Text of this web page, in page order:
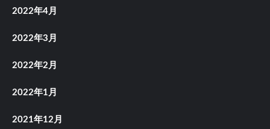
2022年4月
2022年3月
2022年2月
2022年1月
2021年12月